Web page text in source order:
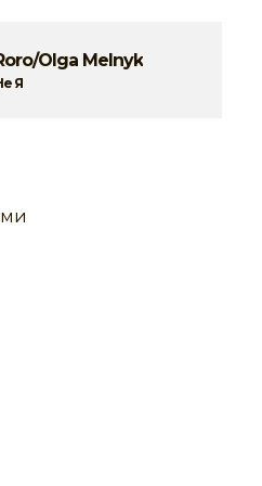
Olga Melnyk
Я